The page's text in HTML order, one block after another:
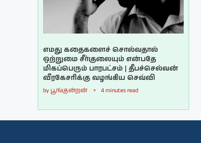
எமது கதைகளைச் சொல்வதால்
ஒற்றுமை சீர்குலையும் என்பதே
மிகப்பெரும் பாரபட்சம் | தீபச்செல்வன்
வீரகேசரிக்கு வழங்கிய செவ்வி
by பூங்குன்றன் 4 minutes read